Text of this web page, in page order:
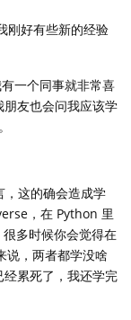
刚好有些新的经验
一个同事就非常喜
友也会问我应该学
这的确会造成学
，在 Python 里
多时候你会觉得在
说，两者都学没啥
累死了，我还学完